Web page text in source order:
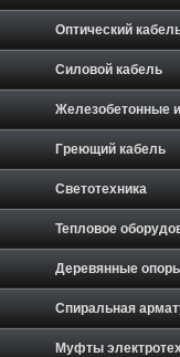
Оптический
Силовой кабель
Железобетонные
Греющий кабель
Светотехника
Тепловое
Деревянные
Спиральная
Муфты